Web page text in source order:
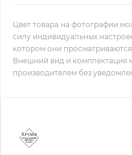
Цвет товара на фотографии
силу индивидуальных
котором они просматриваются.
Внешний вид и комплектация
производителем без